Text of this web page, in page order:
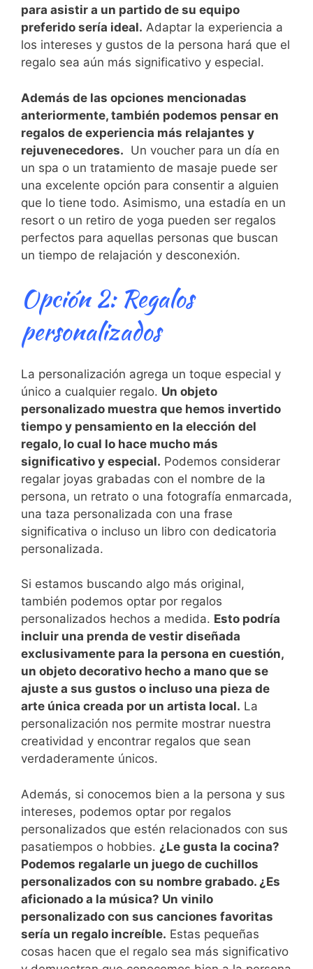
para asistir⁤ a un partido de‍ su equipo
‍preferido sería‍ ideal. Adaptar la experiencia a
los intereses y‍ gustos de la persona hará que el
regalo sea aún más significativo y especial.
Además de ⁢las ‌opciones ‍mencionadas
anteriormente,‌ también podemos pensar en
regalos de experiencia más relajantes y
rejuvenecedores. ​ Un voucher⁤ para ‍un‌ día en⁣
un spa‌ o un​ tratamiento‌ de ‌masaje puede‍ ser
una ‍excelente opción para consentir‌ a alguien
⁤que lo tiene ⁣todo. Asimismo, una estadía en un
resort o⁣ un retiro de ​yoga pueden ser regalos
‌perfectos‌ para⁤ aquellas⁢ personas que buscan
un tiempo de⁣ relajación y desconexión.
Opción 2: Regalos
personalizados
La personalización‌ agrega un‍ toque especial y
único ⁢a cualquier regalo. Un objeto
personalizado ⁣muestra que hemos invertido
tiempo y pensamiento en la elección ⁤del
regalo, lo cual lo hace mucho ​más
significativo y especial. Podemos considerar
regalar joyas grabadas ‌con el‌ nombre de la
persona,​ un retrato o una fotografía enmarcada,
una taza personalizada con una frase
significativa o‍ incluso un libro con dedicatoria
personalizada.
Si​ estamos buscando algo más original,⁤
también‍ podemos ‍optar⁣ por regalos
personalizados hechos a medida. Esto ​podría
incluir una prenda de vestir diseñada
exclusivamente ‍para la⁣ persona ‌en cuestión,
un ‌objeto decorativo hecho‍ a mano ‍que se
ajuste a sus gustos ‍o incluso una pieza de
arte única creada por un artista local. ⁤La
personalización nos permite mostrar nuestra
creatividad y encontrar regalos que sean
verdaderamente únicos.
Además, si conocemos bien a la persona ⁤y⁤ sus
intereses, podemos optar por ⁤regalos
personalizados que estén relacionados con sus
pasatiempos o hobbies.‌ ¿Le ⁣gusta la cocina?‍
Podemos ⁤regalarle ⁣un juego de cuchillos
personalizados con su nombre​ grabado. ¿Es
aficionado a​ la música? Un vinilo
personalizado con sus canciones favoritas
sería un ‍regalo increíble. ⁣Estas pequeñas
⁣cosas hacen que‌ el ⁤regalo sea más significativo⁣